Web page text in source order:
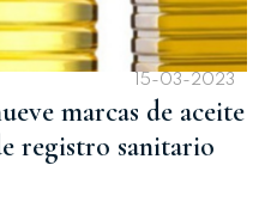
15-03-2023
marcas de aceite
registro sanitario